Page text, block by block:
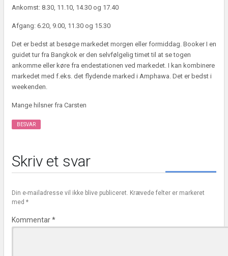
Ankomst: 8.30, 11.10, 14.30 og 17.40
Afgang: 6.20, 9.00, 11.30 og 15.30
Det er bedst at besøge markedet morgen eller formiddag. Booker I en
guidet tur fra Bangkok er den selvfølgelig timet til at se togen
ankomme eller køre fra endestationen ved markedet. I kan kombinere
markedet med f.eks. det flydende marked i Amphawa. Det er bedst i
weekenden.
Mange hilsner fra Carsten
BESVAR
Skriv et svar
Din e-mailadresse vil ikke blive publiceret. Krævede felter er markeret
med *
Kommentar*